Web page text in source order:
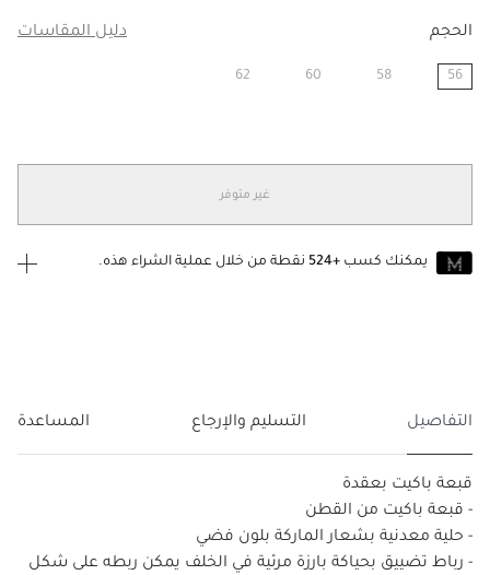
الحجم دليل المقاسات
56
58
60
62
غير متوفر
يمكنك كسب +524
نقطة من خلال عملية الشراء هذه.
التفاصيل التسليم والإرجاع المساعدة
قبعة باكيت بعقدة
- قبعة باكيت من القطن
- حلية معدنية بشعار الماركة بلون فضي
- رباط تضييق بحياكة بارزة مرئية في الخلف يمكن ربطه على شكل